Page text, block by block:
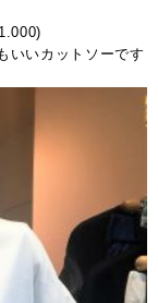
いいカットソーです